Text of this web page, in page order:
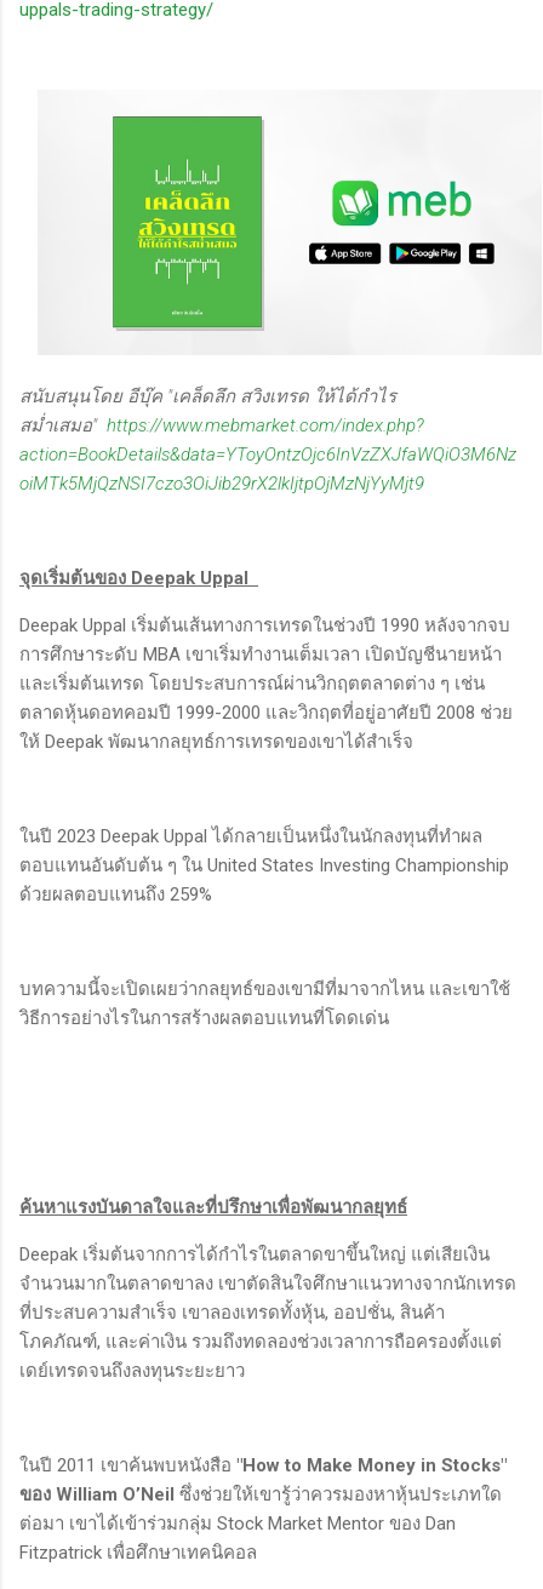
จังหวะที่ดี...
uppals-trading-strategy/
สนับสนุนโดย อีบุ๊ค "เคล็ดลึก สวิงเทรด ให้ได้กำไร
สม่ำเสมอ" https://www.mebmarket.com/index.php?
action=BookDetails&data=YToyOntzOjc6InVzZXJfaWQiO3M6Nz
oiMTk5MjQzNSI7czo3OiJib29rX2lkIjtpOjMzNjYyMjt9
จุดเริ่มต้นของ Deepak Uppal
Deepak Uppal เริ่มต้นเส้นทางการเทรดในช่วงปี 1990 หลังจากจบ
การศึกษาระดับ MBA เขาเริ่มทำงานเต็มเวลา เปิดบัญชีนายหน้า
และเริ่มต้นเทรด โดยประสบการณ์ผ่านวิกฤตตลาดต่าง ๆ เช่น
ตลาดหุ้นดอทคอมปี 1999-2000 และวิกฤตที่อยู่อาศัยปี 2008 ช่วย
ให้ Deepak พัฒนากลยุทธ์การเทรดของเขาได้สำเร็จ
ในปี 2023 Deepak Uppal ได้กลายเป็นหนึ่งในนักลงทุนที่ทำผล
ตอบแทนอันดับต้น ๆ ใน United States Investing Championship
ด้วยผลตอบแทนถึง 259%
บทความนี้จะเปิดเผยว่ากลยุทธ์ของเขามีที่มาจากไหน และเขาใช้
วิธีการอย่างไรในการสร้างผลตอบแทนที่โดดเด่น
ค้นหาแรงบันดาลใจและที่ปรึกษาเพื่อพัฒนากลยุทธ์
Deepak เริ่มต้นจากการได้กำไรในตลาดขาขึ้นใหญ่ แต่เสียเงิน
จำนวนมากในตลาดขาลง เขาตัดสินใจศึกษาแนวทางจากนักเทรด
ที่ประสบความสำเร็จ เขาลองเทรดทั้งหุ้น, ออปชั่น, สินค้า
โภคภัณฑ์, และค่าเงิน รวมถึงทดลองช่วงเวลาการถือครองตั้งแต่
เดย์เทรดจนถึงลงทุนระยะยาว
ในปี 2011 เขาค้นพบหนังสือ "How to Make Money in Stocks"
ของ William O’Neil ซึ่งช่วยให้เขารู้ว่าควรมองหาหุ้นประเภทใด
ต่อมา เขาได้เข้าร่วมกลุ่ม Stock Market Mentor ของ Dan
Fitzpatrick เพื่อศึกษาเทคนิคอล